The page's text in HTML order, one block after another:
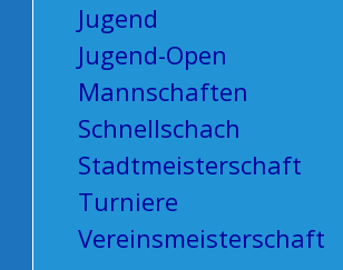
Jugend
Jugend-Open
Mannschaften
Schnellschach
Stadtmeisterschaft
Turniere
Vereinsmeisterschaft